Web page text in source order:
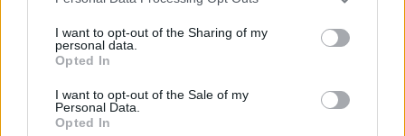
I want to opt-out of the Sharing of my
personal data.
Opted In
I want to opt-out of the Sale of my
Personal Data.
Opted In
FOTO/ Selin dhe Kristi nuk
ndiqen më në “Instagram”,
Foto/ Sydney Sweeney